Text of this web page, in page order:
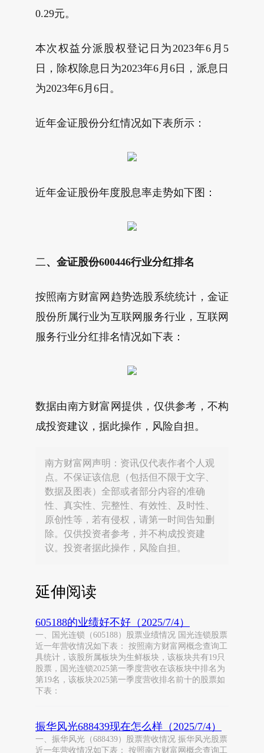
0.29元。
本次权益分派股权登记日为2023年6月5
日，除权除息日为2023年6月6日，派息日
为2023年6月6日。
近年金证股份分红情况如下表所示：
近年金证股份年度股息率走势如下图：
二、金证股份600446行业分红排名
按照南方财富网趋势选股系统统计，金证
股份所属行业为互联网服务行业，互联网
服务行业分红排名情况如下表：
数据由南方财富网提供，仅供参考，不构
成投资建议，据此操作，风险自担。
南方财富网声明：资讯仅代表作者个人观
点。不保证该信息（包括但不限于文字、
数据及图表）全部或者部分内容的准确
性、真实性、完整性、有效性、及时性、
原创性等，若有侵权，请第一时间告知删
除。仅供投资者参考，并不构成投资建
议。投资者据此操作，风险自担。
延伸阅读
605188的业绩好不好（2025/7/4）
一、国光连锁（605188）股票业绩情况 国光连锁股票
近一年营收情况如下表： 按照南方财富网概念查询工
具统计，该股所属板块为生鲜板块，该板块共有19只
股票，国光连锁2025第一季度营收在该板块中排名为
第19名，该板块2025第一季度营收排名前十的股票如
下表：
振华风光688439现在怎么样（2025/7/4）
一、振华风光（688439）股票营收情况 振华风光股票
近一年营收情况如下表： 按照南方财富网概念查询工